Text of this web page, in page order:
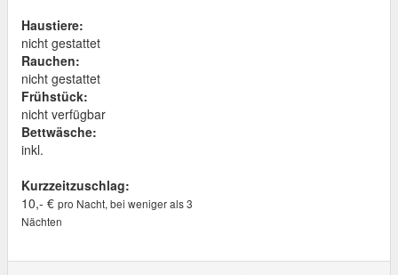
Haustiere:
nicht gestattet
Rauchen:
nicht gestattet
Frühstück:
nicht verfügbar
Bettwäsche:
inkl.
Kurzzeitzuschlag:
10,- € pro Nacht, bei weniger als 3
Nächten